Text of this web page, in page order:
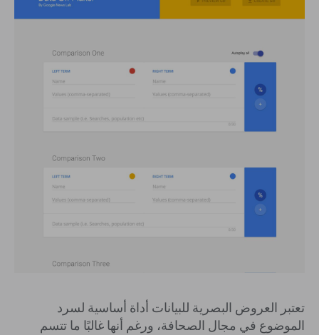
تعتبر العروض البصرية للبيانات أداة أساسية لسرد
الموضوع في مجال الصحافة، ورغم أنها غالبًا ما تتسم